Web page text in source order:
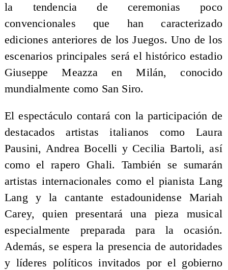
la tendencia de ceremonias poco
convencionales que han caracterizado
ediciones anteriores de los Juegos. Uno de los
escenarios principales será el histórico estadio
Giuseppe Meazza en Milán, conocido
mundialmente como San Siro.
El espectáculo contará con la participación de
destacados artistas italianos como Laura
Pausini, Andrea Bocelli y Cecilia Bartoli, así
como el rapero Ghali. También se sumarán
artistas internacionales como el pianista Lang
Lang y la cantante estadounidense Mariah
Carey, quien presentará una pieza musical
especialmente preparada para la ocasión.
Además, se espera la presencia de autoridades
y líderes políticos invitados por el gobierno